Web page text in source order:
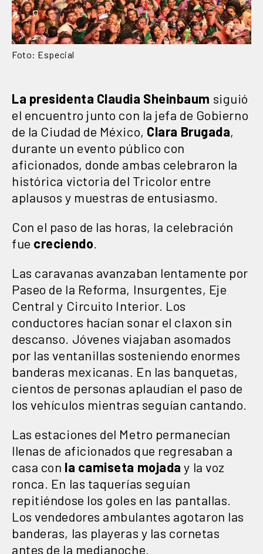
Foto: Especial
La presidenta Claudia Sheinbaum siguió
el encuentro junto con la jefa de Gobierno
de la Ciudad de México, Clara Brugada,
durante un evento público con
aficionados, donde ambas celebraron la
histórica victoria del Tricolor entre
aplausos y muestras de entusiasmo.
Con el paso de las horas, la celebración
fue creciendo.
Las caravanas avanzaban lentamente por
Paseo de la Reforma, Insurgentes, Eje
Central y Circuito Interior. Los
conductores hacían sonar el claxon sin
descanso. Jóvenes viajaban asomados
por las ventanillas sosteniendo enormes
banderas mexicanas. En las banquetas,
cientos de personas aplaudían el paso de
los vehículos mientras seguían cantando.
Las estaciones del Metro permanecían
llenas de aficionados que regresaban a
casa con la camiseta mojada y la voz
ronca. En las taquerías seguían
repitiéndose los goles en las pantallas.
Los vendedores ambulantes agotaron las
banderas, las playeras y las cornetas
antes de la medianoche.